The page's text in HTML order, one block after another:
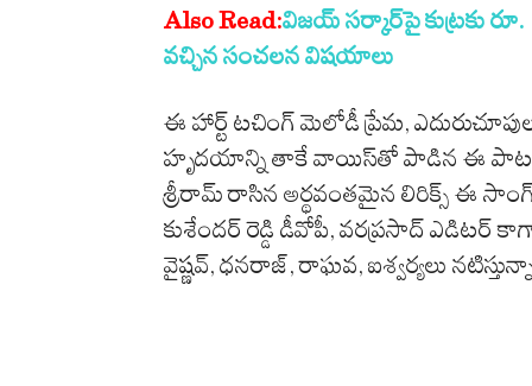
Also Read:విజయ్ సర్కార్‌పై కుట్రకు
వచ్చిన సంచలన విషయాలు
ఈ హార్ట్ టచింగ్ మెలోడీ ప్రేమ,
హృదయాన్ని తాకే వాయిస్‌తో పాడిన ఈ పాటకు
శ్రీరామ్ రాసిన అర్థవంతమైన లిరిక్స్ ఈ
కుశేందర్ రెడ్డి డీవోపీ, వరప్రసాద్ ఎడిట‌ర్
వైష్ణవ్, ధనరాజ్, రాఘవ, ఐశ్వర్యలు